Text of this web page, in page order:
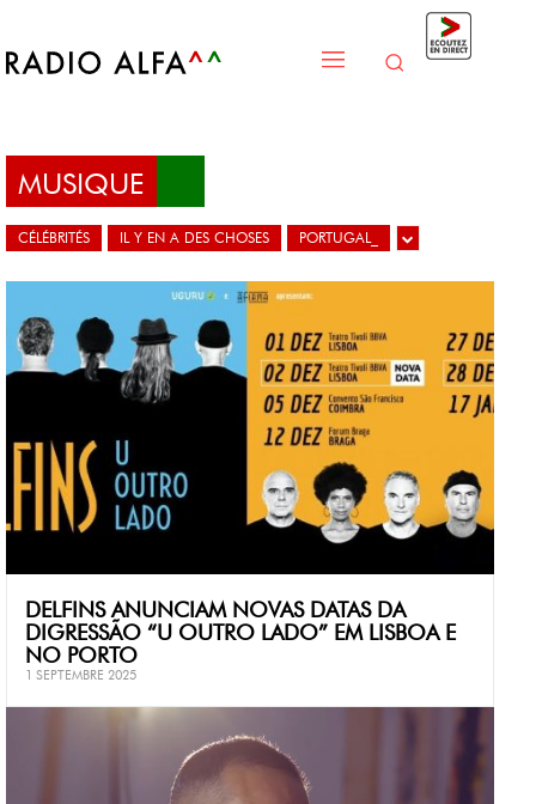
MUSIQUE
CÉLÉBRITÉS IL Y EN A DES CHOSES PORTUGAL_
DELFINS ANUNCIAM NOVAS DATAS DA
DIGRESSÃO “U OUTRO LADO” EM LISBOA E
NO PORTO
1 SEPTEMBRE 2025